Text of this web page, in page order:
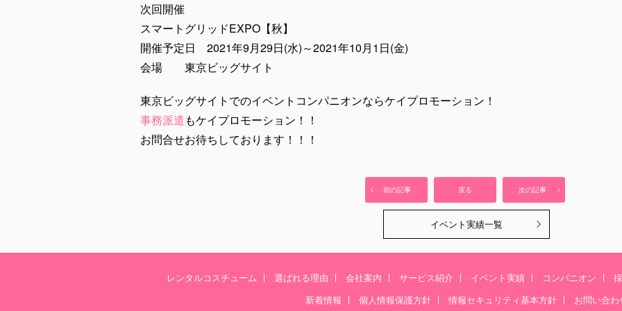
次回開催
スマートグリッドEXPO【秋】
開催予定日 2021年9月29日(水)～2021年10月1日(金)
会場 東京ビッグサイト
東京ビッグサイトでのイベントコンパニオンならケイプロモーション！
事務派遣もケイプロモーション！！
お問合せお待ちしております！！！
前の記事 戻る 次の記事
イベント実績一覧
レンタルコスチューム 選ばれる理由 会社案内 サービス紹介 イベント実績 コンパニオン
新着情報
個人情報保護方針 情報セキュリティ基本方針 お問い合わ